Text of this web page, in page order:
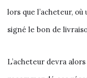
lors que l’acheteur,
signé le bon de
L’acheteur devra